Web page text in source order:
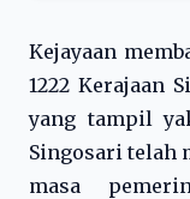
Kejayaan
1222 Kerajaan
yang tampil
Singosari telah
masa